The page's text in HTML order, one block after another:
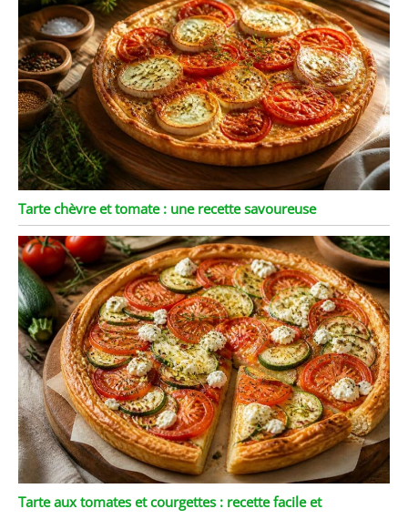
Tarte chèvre et tomate : une recette savoureuse
Tarte aux tomates et courgettes : recette facile et